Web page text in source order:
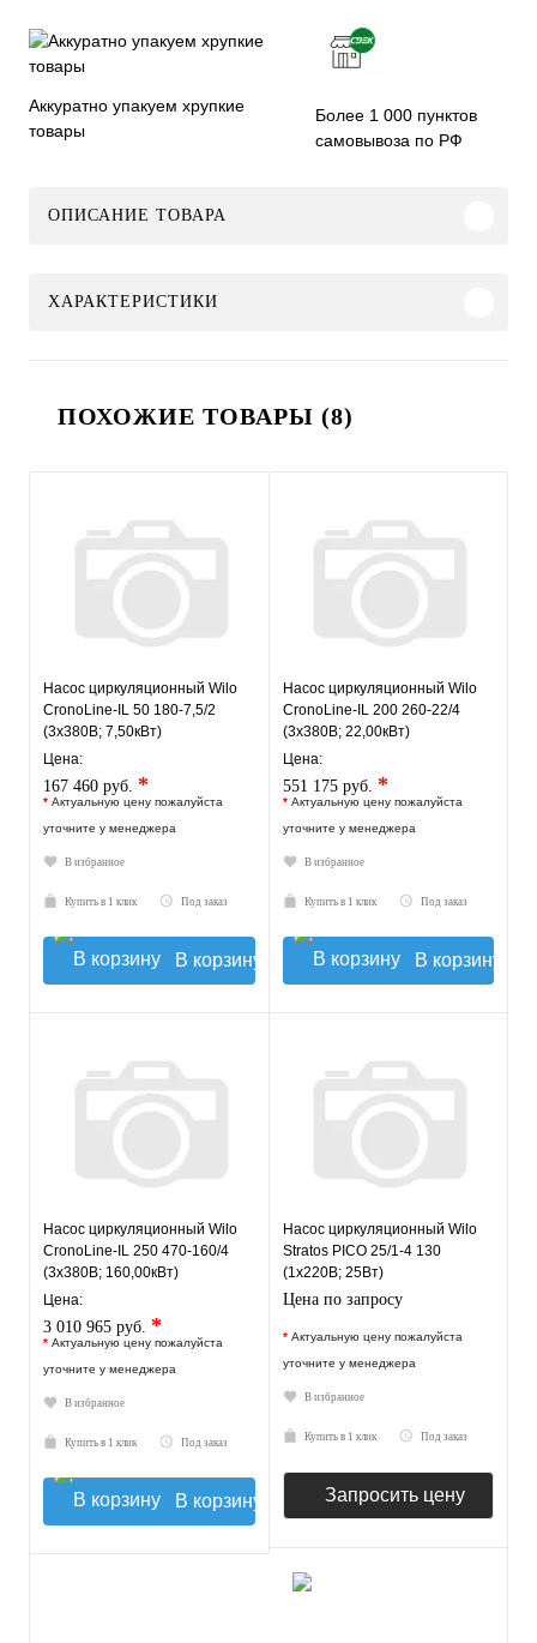
Аккуратно упакуем хрупкие
товары
Более 1 000 пунктов
самовывоза по РФ
ОПИСАНИЕ ТОВАРА
ХАРАКТЕРИСТИКИ
ПОХОЖИЕ ТОВАРЫ (8)
Насос циркуляционный Wilo
CronoLine-IL 50 180-7,5/2
(3х380В; 7,50кВт)
Цена:
167 460 руб. *
* Актуальную цену пожалуйста
уточните у менеджера
В избранное
Купить в 1 клик Под заказ
В корзину
Насос циркуляционный Wilo
CronoLine-IL 200 260-22/4
(3х380В; 22,00кВт)
Цена:
551 175 руб. *
* Актуальную цену пожалуйста
уточните у менеджера
В избранное
Купить в 1 клик Под заказ
В корзину
Насос циркуляционный Wilo
CronoLine-IL 250 470-160/4
(3х380В; 160,00кВт)
Цена:
3 010 965 руб. *
* Актуальную цену пожалуйста
уточните у менеджера
В избранное
Купить в 1 клик Под заказ
В корзину
Насос циркуляционный Wilo
Stratos PICO 25/1-4 130
(1х220В; 25Вт)
Цена по запросу
* Актуальную цену пожалуйста
уточните у менеджера
В избранное
Купить в 1 клик Под заказ
Запросить цену